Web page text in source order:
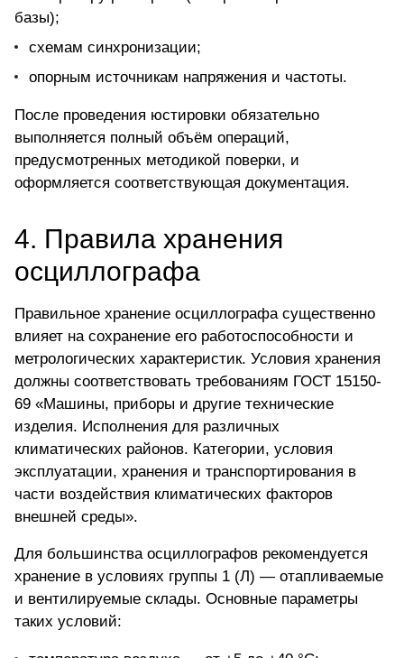
базы);
схемам синхронизации;
опорным источникам напряжения и частоты.
После проведения юстировки обязательно
выполняется полный объём операций,
предусмотренных методикой поверки, и
оформляется соответствующая документация.
4. Правила хранения
осциллографа
Правильное хранение осциллографа существенно
влияет на сохранение его работоспособности и
метрологических характеристик. Условия хранения
должны соответствовать требованиям ГОСТ 15150-
69 «Машины, приборы и другие технические
изделия. Исполнения для различных
климатических районов. Категории, условия
эксплуатации, хранения и транспортирования в
части воздействия климатических факторов
внешней среды».
Для большинства осциллографов рекомендуется
хранение в условиях группы 1 (Л) — отапливаемые
и вентилируемые склады. Основные параметры
таких условий: